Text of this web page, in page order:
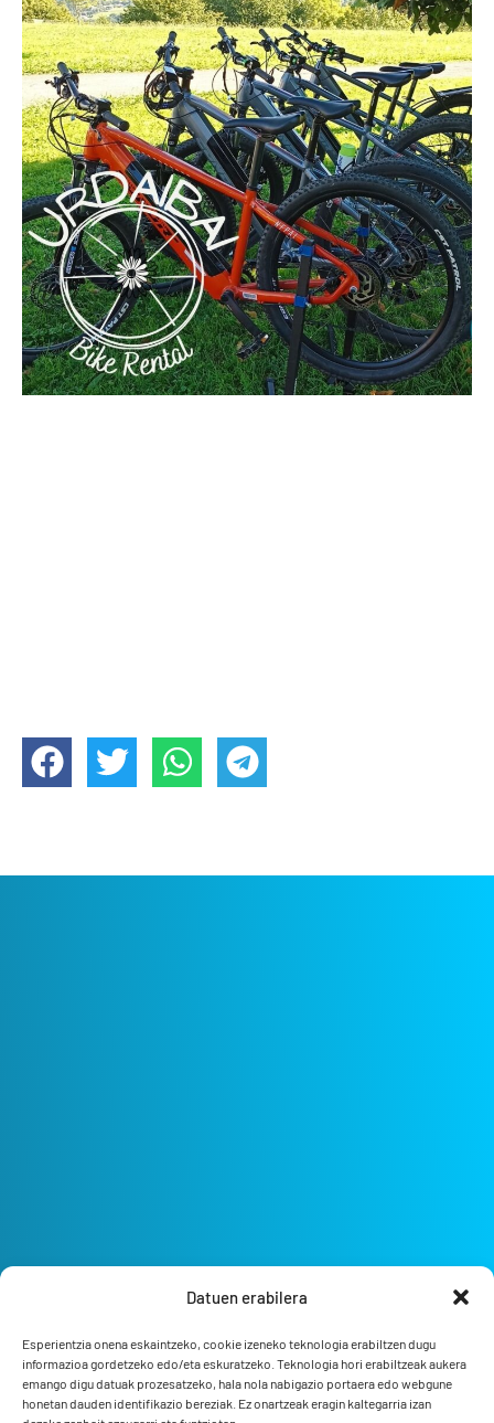
Datuen erabilera
Esperientzia onena eskaintzeko, cookie izeneko teknologia erabiltzen dugu
informazioa gordetzeko edo/eta eskuratzeko. Teknologia hori erabiltzeak aukera
emango digu datuak prozesatzeko, hala nola nabigazio portaera edo webgune
honetan dauden identifikazio bereziak. Ez onartzeak eragin kaltegarria izan